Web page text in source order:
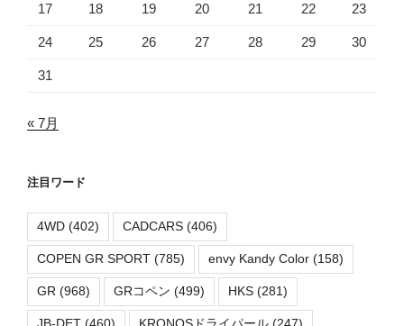
17 18 19 20 21 22 23
24 25 26 27 28 29 30
31
« 7月
注目ワード
4WD (402) CADCARS (406)
COPEN GR SPORT (785) envy Kandy Color (158)
GR (968) GRコペン (499) HKS (281)
JB-DET (460) KRONOSドライパール (247)